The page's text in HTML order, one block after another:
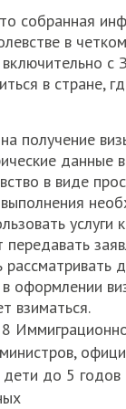
собранная
в
включительно
в стране,
получение
данные
в виде
услуги
оформлении
взиматься.
до 5